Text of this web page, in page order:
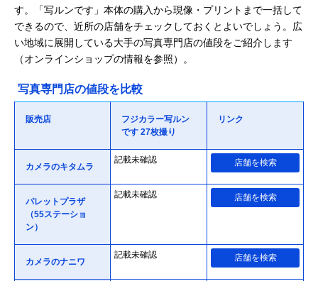
す。「写ルンです」本体の購入から現像・プリントまで一括して
できるので、近所の店舗をチェックしておくとよいでしょう。広
い地域に展開している大手の写真専門店の値段をご紹介します
（オンラインショップの情報を参照）。
写真専門店の値段を比較
販売店
フジカラー写ルン
です 27枚撮り
リンク
カメラのキタムラ
記載未確認 店舗を検索
パレットプラザ
（55ステーショ
ン）
記載未確認 店舗を検索
カメラのナニワ
記載未確認 店舗を検索